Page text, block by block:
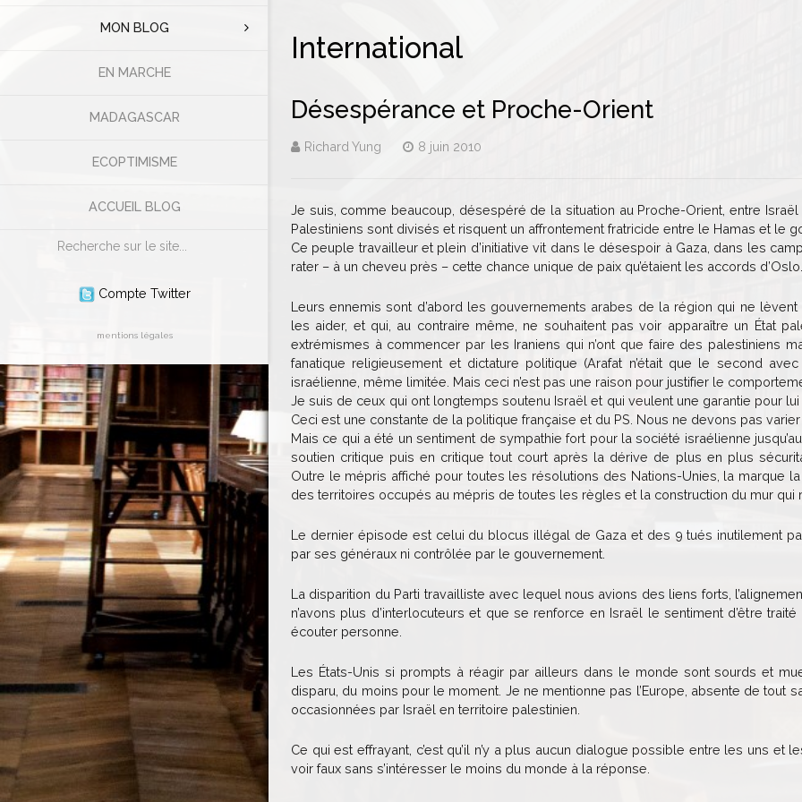
MON BLOG
EN MARCHE
MADAGASCAR
ECOPTIMISME
ACCUEIL BLOG
Rechercher
Compte Twitter
mentions légales
International
Désespérance et Proche-Orient
Richard Yung 8 juin 2010
Je suis, comme beaucoup, désespéré de la situation au Proche-Orient, entre
Palestiniens sont divisés et risquent un affrontement fratricide entre le Hamas et le
Ce peuple travailleur et plein d’initiative vit dans le désespoir à Gaza, dans les
rater – à un cheveu près – cette chance unique de paix qu’étaient les accords
Leurs ennemis sont d’abord les gouvernements arabes de la région qui ne
les aider, et qui, au contraire même, ne souhaitent pas voir apparaître un État
extrémismes à commencer par les Iraniens qui n’ont que faire des palestiniens
fanatique religieusement et dictature politique (Arafat n’était que le second
israélienne, même limitée. Mais ceci n’est pas une raison pour justifier le
Je suis de ceux qui ont longtemps soutenu Israël et qui veulent une garantie pour
Ceci est une constante de la politique française et du PS. Nous ne devons pas
Mais ce qui a été un sentiment de sympathie fort pour la société israélienne
soutien critique puis en critique tout court après la dérive de plus en plus
Outre le mépris affiché pour toutes les résolutions des Nations-Unies, la marque
des territoires occupés au mépris de toutes les règles et la construction du mur qui
Le dernier épisode est celui du blocus illégal de Gaza et des 9 tués inutilement
par ses généraux ni contrôlée par le gouvernement.
La disparition du Parti travailliste avec lequel nous avions des liens forts,
n’avons plus d’interlocuteurs et que se renforce en Israël le sentiment d’être
écouter personne.
Les États-Unis si prompts à réagir par ailleurs dans le monde sont sourds et
disparu, du moins pour le moment. Je ne mentionne pas l’Europe, absente de tout
occasionnées par Israël en territoire palestinien.
Ce qui est effrayant, c’est qu’il n’y a plus aucun dialogue possible entre les uns
voir faux sans s’intéresser le moins du monde à la réponse.